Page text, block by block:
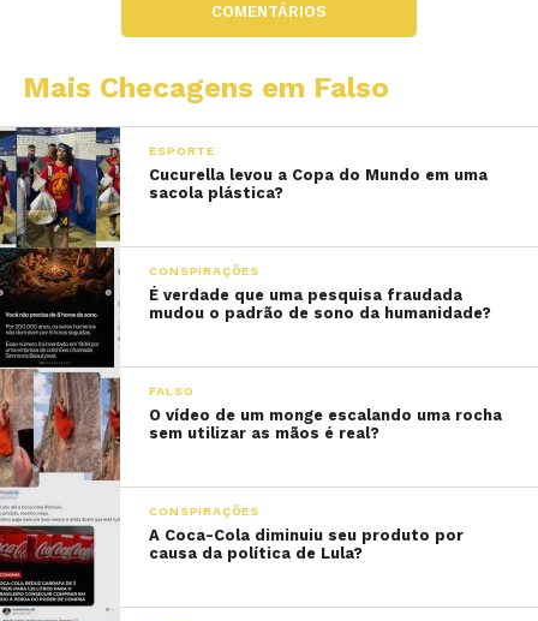
COMENTÁRIOS
Mais Checagens em Falso
ESPORTE
Cucurella levou a Copa do Mundo em uma
sacola plástica?
CONSPIRAÇÕES
É verdade que uma pesquisa fraudada
mudou o padrão de sono da humanidade?
FALSO
O vídeo de um monge escalando uma rocha
sem utilizar as mãos é real?
CONSPIRAÇÕES
A Coca-Cola diminuiu seu produto por
causa da política de Lula?